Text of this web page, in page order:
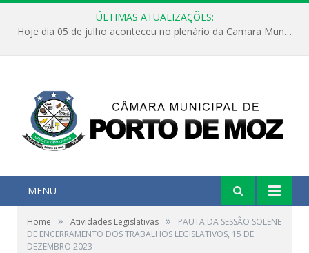
ÚLTIMAS ATUALIZAÇÕES:
Hoje dia 05 de julho aconteceu no plenário da Camara Municipal de Porto de Moz a Sessão Solene de Abertura dos Trabalhos Legislativos 2º Período da 23ª Legislatura
MENU
Home » Atividades Legislativas »
PAUTA DA SESSÃO SOLENE
DE ENCERRAMENTO DOS TRABALHOS LEGISLATIVOS, 15 DE
DEZEMBRO 2023